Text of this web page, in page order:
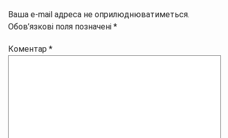
Ваша e-mail адреса не оприлюднюватиметься.
Обов’язкові поля позначені *
Коментар *